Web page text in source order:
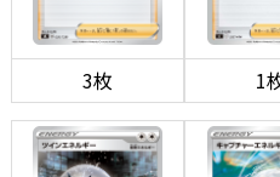
3枚 1